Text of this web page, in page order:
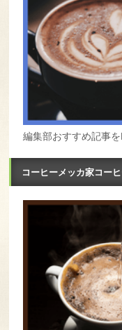
編集部おすすめ記事
コーヒーメッカ家コー